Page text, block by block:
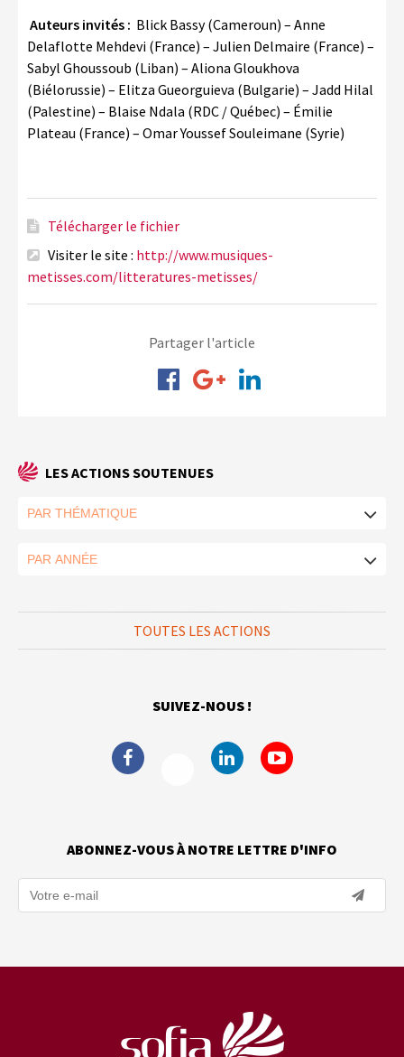
Auteurs invités : Blick Bassy (Cameroun) – Anne
Delaflotte Mehdevi (France) – Julien Delmaire (France) –
Sabyl Ghoussoub (Liban) – Aliona Gloukhova
(Biélorussie) – Elitza Gueorguieva (Bulgarie) – Jadd Hilal
(Palestine) – Blaise Ndala (RDC / Québec) – Émilie
Plateau (France) – Omar Youssef Souleimane (Syrie)
Télécharger le fichier
Visiter le site : http://www.musiques-
metisses.com/litteratures-metisses/
Partager l'article
LES ACTIONS SOUTENUES
TOUTES LES ACTIONS
SUIVEZ-NOUS !
ABONNEZ-VOUS À NOTRE LETTRE D'INFO